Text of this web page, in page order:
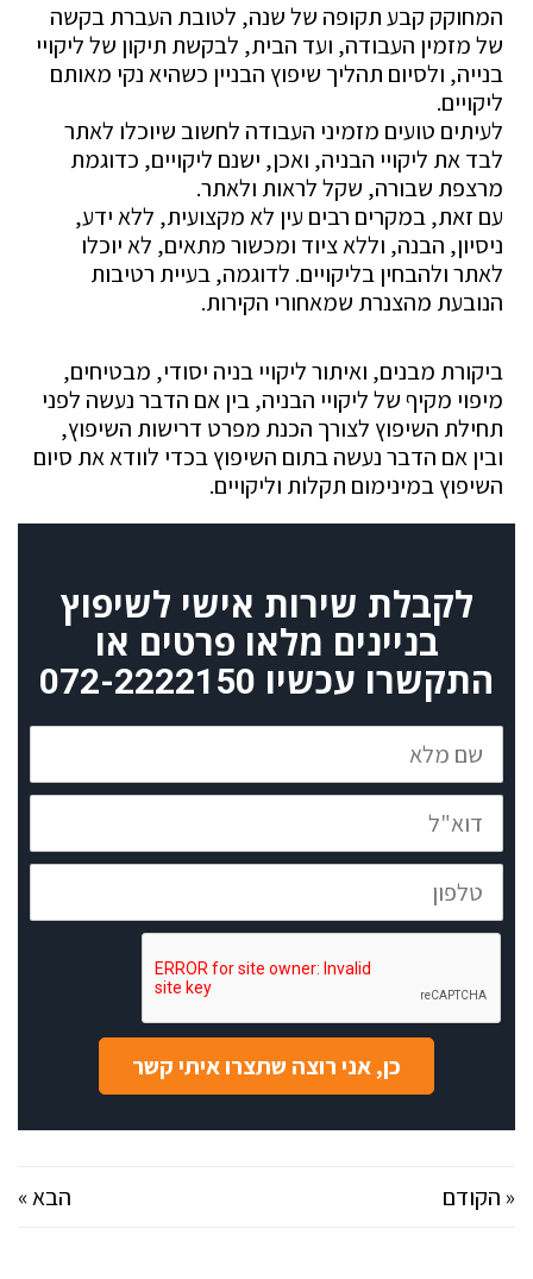
המחוקק קבע תקופה של שנה, לטובת העברת בקשה
של מזמין העבודה, ועד הבית, לבקשת תיקון של ליקויי
בנייה, ולסיום תהליך שיפוץ הבניין כשהיא נקי מאותם
ליקויים.
לעיתים טועים מזמיני העבודה לחשוב שיוכלו לאתר
לבד את ליקויי הבניה, ואכן, ישנם ליקויים, כדוגמת
מרצפת שבורה, שקל לראות ולאתר.
עם זאת, במקרים רבים עין לא מקצועית, ללא ידע,
ניסיון, הבנה, וללא ציוד ומכשור מתאים, לא יוכלו
לאתר ולהבחין בליקויים. לדוגמה, בעיית רטיבות
הנובעת מהצנרת שמאחורי הקירות.
ביקורת מבנים, ואיתור ליקויי בניה יסודי, מבטיחים,
מיפוי מקיף של ליקויי הבניה, בין אם הדבר נעשה לפני
תחילת השיפוץ לצורך הכנת מפרט דרישות השיפוץ,
ובין אם הדבר נעשה בתום השיפוץ בכדי לוודא את סיום
השיפוץ במינימום תקלות וליקויים.
לקבלת שירות אישי לשיפוץ
בניינים מלאו פרטים או
התקשרו עכשיו 072-2222150
שם
מלא
דוא"ל
טלפון
כן, אני רוצה שתצרו איתי קשר
« הקודם הבא »